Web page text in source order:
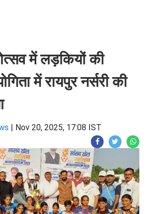
में लड़कियों की
में रायपुर नर्सरी की
| Nov 20, 2025, 17:08 IST